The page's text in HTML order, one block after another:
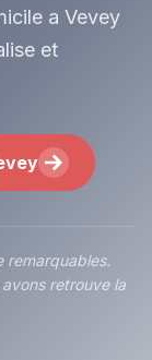
a Vevey
et
remarquables.
retrouve la